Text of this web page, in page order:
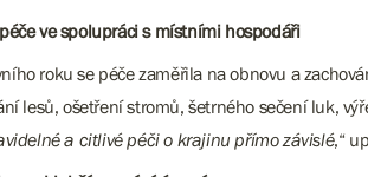
ve spolupráci s místními hospodáři
roku se péče zaměřila na obnovu a
lesů, ošetření stromů, šetrného sečení luk,
a citlivé péči o krajinu přímo závislé,“